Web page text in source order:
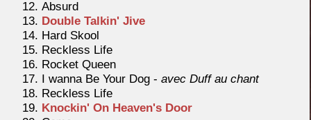
Absurd
Double Talkin' Jive
Hard Skool
Reckless Life
Rocket Queen
I wanna Be Your Dog - avec Duff au chant
Reckless Life
Knockin' On Heaven's Door